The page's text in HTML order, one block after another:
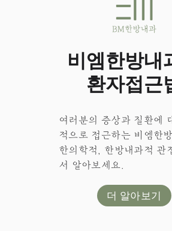
비엠한방내
환자접근
여러분의 증상과 질환에
적으로 접근하는 비엠한
한의학적, 한방내과적 관
서 알아보세요.
더 알아보기